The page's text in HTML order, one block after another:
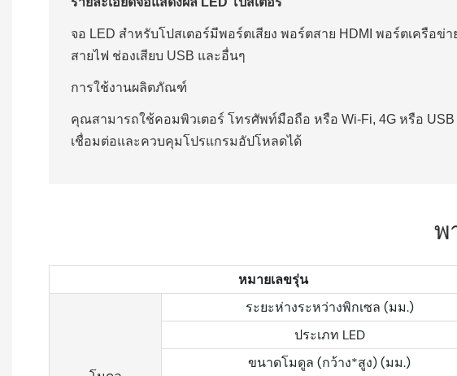
จอ LED สำหรับโปสเตอร์มีพอร์ตเสียง พอร์ตสาย HDMI พอร์ตเครือข่า
สายไฟ ช่องเสียบ USB และอื่นๆ
การใช้งานผลิตภัณฑ์
คุณสามารถใช้คอมพิวเตอร์ โทรศัพท์มือถือ หรือ Wi-Fi, 4G หรือ USB
เชื่อมต่อและควบคุมโปรแกรมอัปโหลดได้
พ
หมายเลขรุ่น
ระยะห่างระหว่างพิกเซล (มม.)
ประเภท LED
ขนาดโมดูล (กว้าง*สูง) (มม.)